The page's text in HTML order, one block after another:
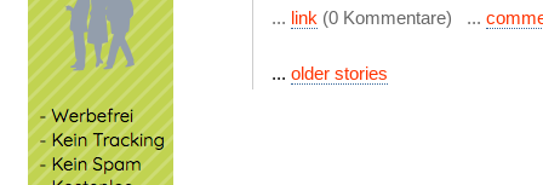
... link (0 Kommentare) ...
... older stories